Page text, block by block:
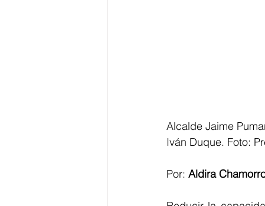
Alcalde Jaime
Iván Duque. Foto:
Por: Aldira